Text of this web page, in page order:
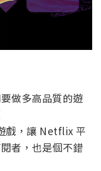
做多高品質的遊
戲，讓 Netflix 平
者，也是個不錯